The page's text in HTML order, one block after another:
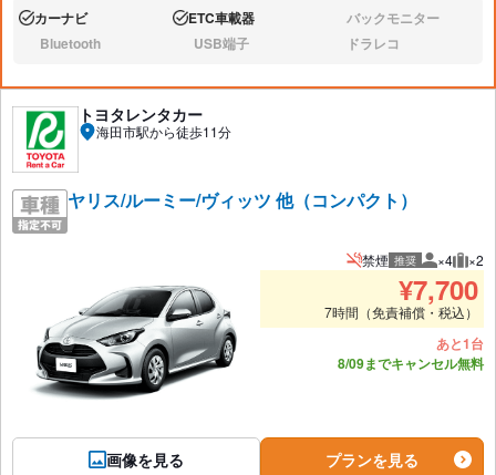
あり:カーナビ あり:ETC車載器 なし:バックモニター
なし:Bluetooth なし:USB端子 なし:ドラレコ
トヨタレンタカー
海田市駅から徒歩11分
ヤリス/ルーミー/ヴィッツ 他（コンパクト）
画像を見る
禁煙 推奨 推奨人数
×4 推
×2
¥7,700
7時間（免責補償・税込）
あと1台
8/09までキャンセル無料
プランを見る